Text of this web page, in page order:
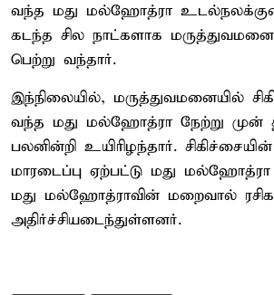
வந்த மது மல்ஹோத்ரா
கடந்த சில நாட்களாக
பெற்று வந்தார்.
இந்நிலையில், மருத்துவமனையில்
வந்த மது மல்ஹோத்ரா நேற்று முன்
பலனின்றி உயிரிழந்தார்.
மாரடைப்பு ஏற்பட்டு மது மல்ஹோத்ரா
மது மல்ஹோத்ராவின் மறைவால்
அதிர்ச்சியடைந்துள்ளனர்.